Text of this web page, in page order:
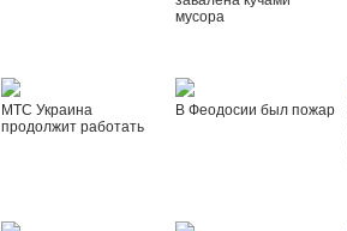
мусора
МТС Украина
продолжит работать
В Феодосии был пожар